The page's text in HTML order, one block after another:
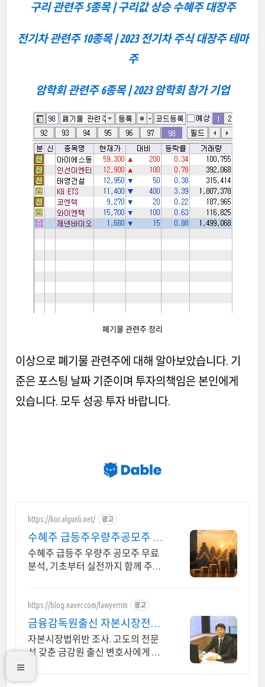
구리 관련주 5종목 | 구리값 상승 수혜주 대장주
전기차 관련주 10종목 | 2023 전기차 주식 대장주 테마
주
암학회 관련주 6종목 | 2023 암학회 참가 기업
폐기물 관련주 정리
이상으로 폐기물 관련주에 대해 알아보았습니다. 기
준은 포스팅 날짜 기준이며 투자의책임은 본인에게
있습니다. 모두 성공 투자 바랍니다.
https://kor.algunli.net/ 광고
수혜주 급등주우량주공모주 추
지금 안보면 늦어요
수혜주 급등주 우량주 공모주 무료
분석, 기초부터 실전까지 함께 주식
https://blog.naver.com/lawyerrim 광고
금융감독원출신 자본시장전문
가
자본시장법위반 조사. 고도의 전문
성 갖춘 금감원 출신 변호사에게 맡
법사위국회의원출신70여명전문가